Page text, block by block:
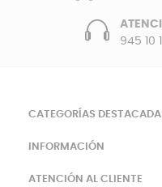
945 10
CATEGORÍAS
INFORMACIÓN
ATENCIÓN AL CLIENTE